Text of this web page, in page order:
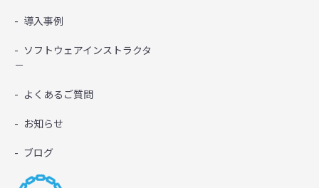
導入事例
ソフトウェアインストラクタ
－
よくあるご質問
お知らせ
ブログ